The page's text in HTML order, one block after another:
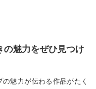
の魅力をぜひ見つけ
魅力が伝わる作品がたく